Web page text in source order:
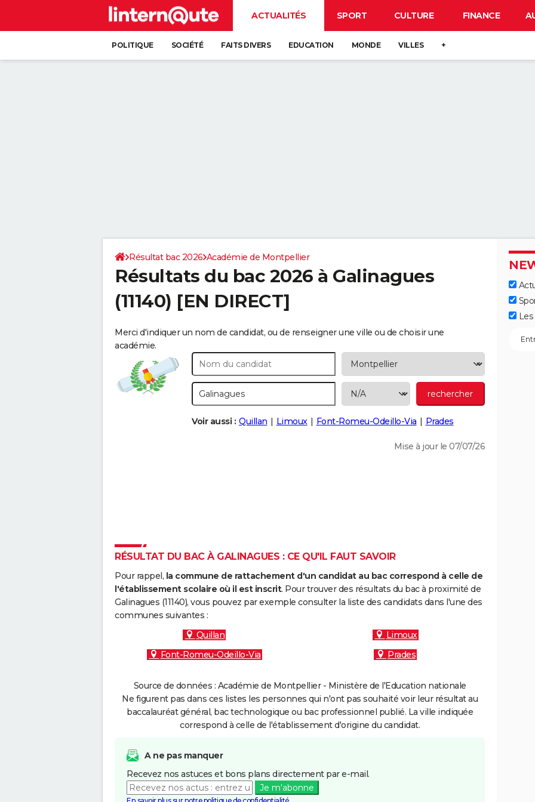
ACTUALITÉS SPORT CULTURE FINANCE
POLITIQUE SOCIÉTÉ FAITS DIVERS EDUCATION MONDE VILLES +
Résultat bac 2026 Académie de Montpellier
Résultats du bac 2026 à Galinagues
(11140) [EN DIRECT]
Merci d'indiquer un nom de candidat, ou de renseigner une ville ou de choisir une
académie.
Voir aussi : Quillan Limoux Font-Romeu-Odeillo-Via Prades
Mise à jour le 07/07/26
RÉSULTAT DU BAC À GALINAGUES : CE QU'IL FAUT SAVOIR
Pour rappel, la commune de rattachement d'un candidat au bac correspond à celle de
l'établissement scolaire où il est inscrit. Pour trouver des résultats du bac à proximité de
Galinagues (11140), vous pouvez par exemple consulter la liste des candidats dans l'une des
communes suivantes :
Quillan
Limoux
Font-Romeu-Odeillo-Via
Prades
Source de données : Académie de Montpellier - Ministère de l'Education nationale
Ne figurent pas dans ces listes les personnes qui n'ont pas souhaité voir leur résultat au
baccalauréat général, bac technologique ou bac professionnel publié. La ville indiquée
correspond à celle de l'établissement d'origine du candidat.
A ne pas manquer
Recevez nos astuces et bons plans directement par e-mail.
Je m'abonne